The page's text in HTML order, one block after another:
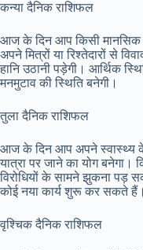
कन्या दैनिक राशिफल
आज के दिन आप किसी मानसिक
अपने मित्रों या रिश्तेदारों से
हानि उठानी पड़ेगी। आर्थिक
मनमुटाव की स्थिति बनेगी।
तुला दैनिक राशिफल
आज के दिन आप अपने स्वास्थ्य
यात्रा पर जाने का योग
विरोधियों के सामने झुकना पड़
कोई नया कार्य शुरू कर सकते हैं।
वृश्चिक दैनिक राशिफल